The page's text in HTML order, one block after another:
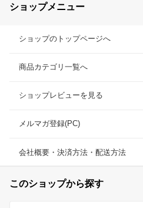
ショップメニュー
ショップのトップページへ
商品カテゴリ一覧へ
ショップレビューを見る
メルマガ登録(PC)
会社概要・決済方法・配送方法
このショップから探す